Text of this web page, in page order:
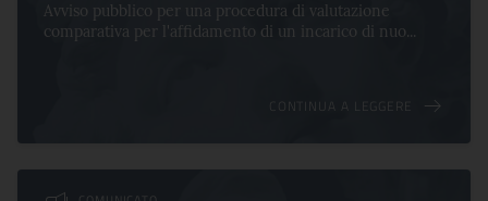
Avviso pubblico per una procedura di valutazione
comparativa per l'affidamento di un incarico di nuo...
CONTINUA A LEGGERE